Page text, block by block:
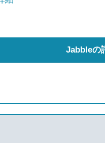
Jabbleの